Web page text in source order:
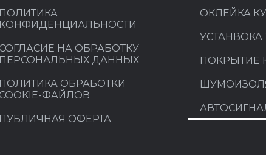
ПОЛИТИКА
КОНФИДЕНЦИАЛЬНОСТИ
СОГЛАСИЕ НА ОБРАБОТКУ
ПЕРСОНАЛЬНЫХ ДАННЫХ
ПОЛИТИКА ОБРАБОТКИ
COOKIE-ФАЙЛОВ
ПУБЛИЧНАЯ ОФЕРТА
ОКЛЕЙКА
ПОКРЫТИЕ